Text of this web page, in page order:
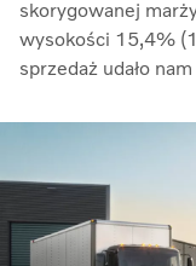
skorygowanej
wysokości 15,4%
sprzedaż udało
zwiększonych